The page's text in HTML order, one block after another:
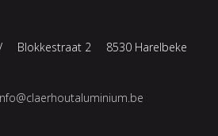
Blokkestraat 2
8530 Harelbeke